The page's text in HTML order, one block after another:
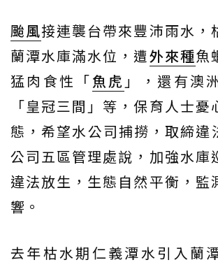
颱風接連襲台帶來豐沛雨水，
蘭潭水庫滿水位，遭外來種魚
猛肉食性「魚虎 」，還有澳
「皇冠三間」等，保育人士
態，希望水公司捕撈，取締違
公司五區管理處說，加強水庫
違法放生，生態自然平衡，監
響。
去年枯水期仁義潭水引入蘭